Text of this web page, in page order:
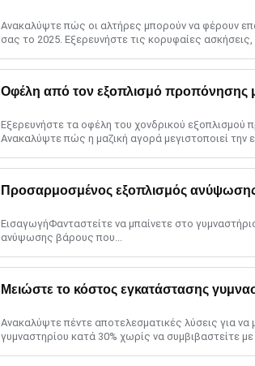
Ανακαλύψτε πώς οι αλτήρες μπορούν να φέρουν
σας το 2025. Εξερευνήστε τις κορυφαίες
Οφέλη από τον εξοπλισμό προπόνησης
Εξερευνήστε τα οφέλη του χονδρικού εξοπλισμού
Ανακαλύψτε πώς η μαζική αγορά μεγιστοποιεί την
Προσαρμοσμένος εξοπλισμός
ΕισαγωγήΦανταστείτε να μπαίνετε στο
ανύψωσης βάρους που...
Ανακαλύψτε πέντε αποτελεσματικές λύσεις για
γυμναστηρίου κατά 30% χωρίς να συμβιβαστείτε